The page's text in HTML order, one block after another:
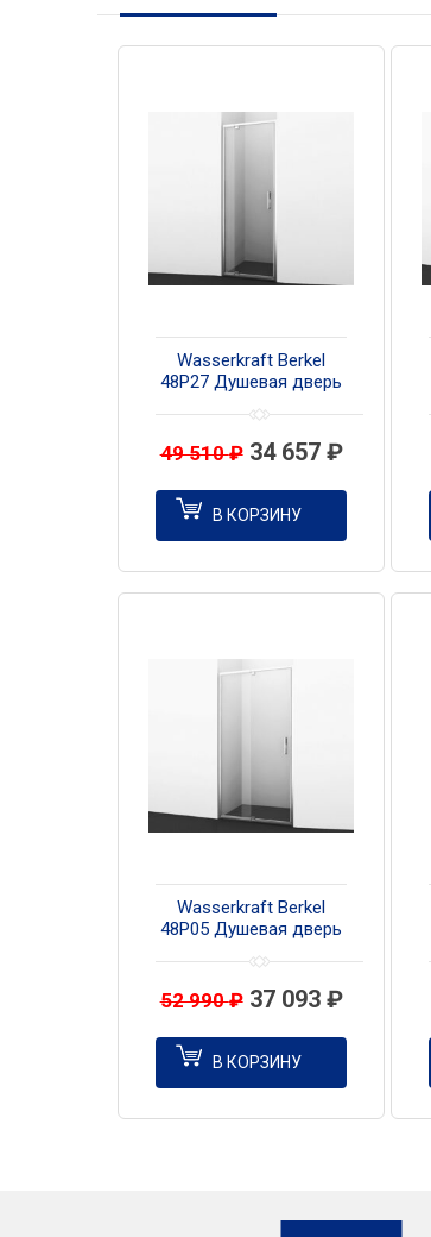
Wasserkraft Berkel
48P27 Душевая дверь
49 510₽ 34 657 ₽
В КОРЗИНУ
Wasserkraft Berkel
48P05 Душевая дверь
52 990₽ 37 093 ₽
В КОРЗИНУ